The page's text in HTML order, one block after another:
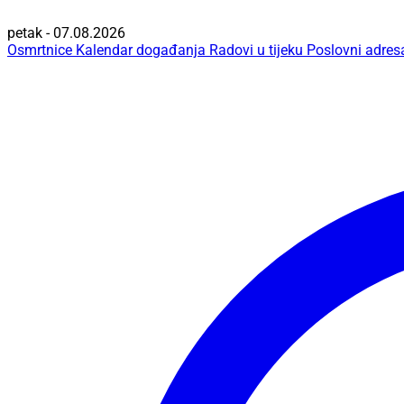
petak - 07.08.2026
Osmrtnice Kalendar događanja Radovi u tijeku Poslovni